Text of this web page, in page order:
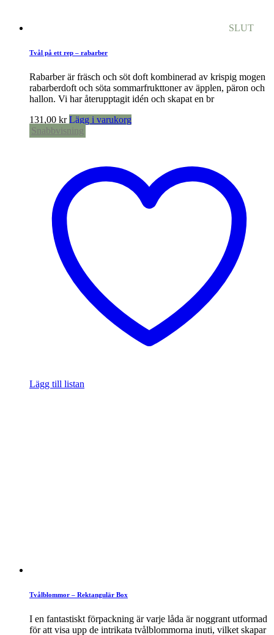
SLUT
Tvål på ett rep – rabarber
Rabarber är fräsch och söt doft kombinerad av krispig mogen
rabarberdoft och söta sommarfrukttoner av äpplen, päron och
hallon. Vi har återupptagit idén och skapat en br
131,00 kr Lägg i varukorg
Snabbvisning
Lägg till listan
Tvålblommor – Rektangulär Box
I en fantastiskt förpackning är varje låda är noggrant utformad
för att visa upp de intrikata tvålblommorna inuti, vilket skapar